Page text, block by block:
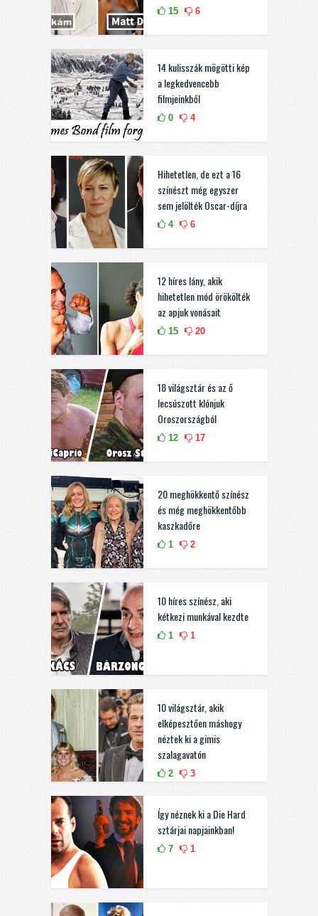
15 6
14 kulisszák mögötti kép
a legkedvencebb
filmjeinkből
0 4
Hihetetlen, de ezt a 16
színészt még egyszer
sem jelölték Oscar-díjra
4 6
12 híres lány, akik
hihetetlen mód örökölték
az apjuk vonásait
15 20
18 világsztár és az ő
lecsúszott klónjuk
Oroszországból
12 17
20 meghökkentő színész
és még meghökkentőbb
kaszkadőre
1 2
10 híres színész, aki
kétkezi munkával kezdte
1 1
10 világsztár, akik
elképesztően máshogy
néztek ki a gimis
szalagavatón
2 3
Így néznek ki a Die Hard
sztárjai napjainkban!
7 1